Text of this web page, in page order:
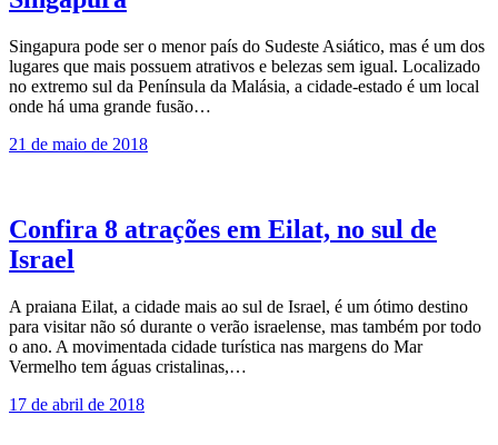
Singapura pode ser o menor país do Sudeste Asiático, mas é um dos
lugares que mais possuem atrativos e belezas sem igual. Localizado
no extremo sul da Península da Malásia, a cidade-estado é um local
onde há uma grande fusão…
21 de maio de 2018
Confira 8 atrações em Eilat, no sul de
Israel
A praiana Eilat, a cidade mais ao sul de Israel, é um ótimo destino
para visitar não só durante o verão israelense, mas também por todo
o ano. A movimentada cidade turística nas margens do Mar
Vermelho tem águas cristalinas,…
17 de abril de 2018